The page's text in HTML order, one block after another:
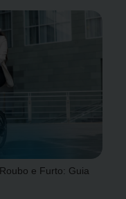
e Furto: Guia